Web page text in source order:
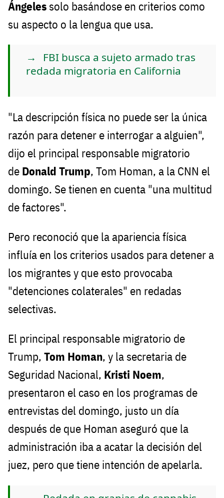
Ángeles solo basándose en criterios como
su aspecto o la lengua que usa.
FBI busca a sujeto armado tras
redada migratoria en California
"La descripción física no puede ser la única
razón para detener e interrogar a alguien",
dijo el principal responsable migratorio
de Donald Trump, Tom Homan, a la CNN el
domingo. Se tienen en cuenta "una multitud
de factores".
Pero reconoció que la apariencia física
influía en los criterios usados para detener a
los migrantes y que esto provocaba
"detenciones colaterales" en redadas
selectivas.
El principal responsable migratorio de
Trump, Tom Homan, y la secretaria de
Seguridad Nacional, Kristi Noem,
presentaron el caso en los programas de
entrevistas del domingo, justo un día
después de que Homan aseguró que la
administración iba a acatar la decisión del
juez, pero que tiene intención de apelarla.